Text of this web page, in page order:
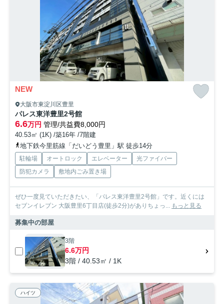
NEW
大阪市東淀川区豊里
パレス東洋豊里2号館
6.6万円 管理/共益費8,000円
40.53㎡ (1K) /築16年 /7階建
地下鉄今里筋線「だいどう豊里」駅 徒歩14分
駐輪場 オートロック エレベーター
光ファイバー
防犯カメラ
敷地内ごみ置き場
ぜひ一度見ていただきたい、「パレス東洋豊里2号館」です。近くには
セブンイレブン 大阪豊里6丁目店(徒歩2分)がありちょっ... もっと見る
募集中の部屋
3階
6.6万円
3階 / 40.53㎡ / 1K
ハイツ